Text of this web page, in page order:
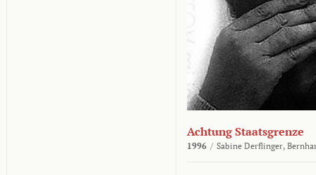
Achtung Staatsgrenze
1996 / Sabine Derflinger,